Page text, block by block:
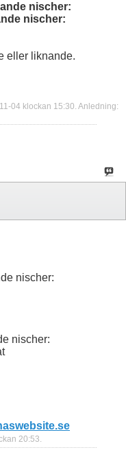
nischer:
nischer:
eller liknande.
04 klockan 15:30. Anledning:
nischer:
nischer:
20:53